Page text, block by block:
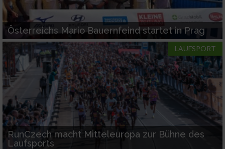
Österreichs Mario Bauernfeind startet in Prag
LAUFSPORT
RunCzech macht Mitteleuropa zur Bühne des
Laufsports